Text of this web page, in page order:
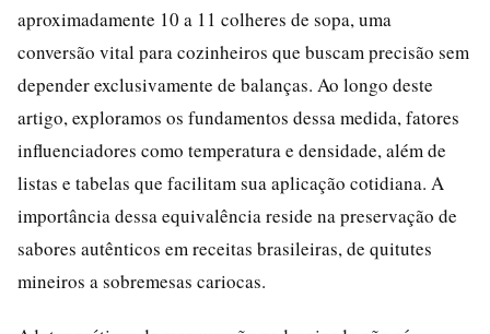
aproximadamente 10 a 11 colheres de sopa, uma
conversão vital para cozinheiros que buscam precisão sem
depender exclusivamente de balanças. Ao longo deste
artigo, exploramos os fundamentos dessa medida, fatores
influenciadores como temperatura e densidade, além de
listas e tabelas que facilitam sua aplicação cotidiana. A
importância dessa equivalência reside na preservação de
sabores autênticos em receitas brasileiras, de quitutes
mineiros a sobremesas cariocas.